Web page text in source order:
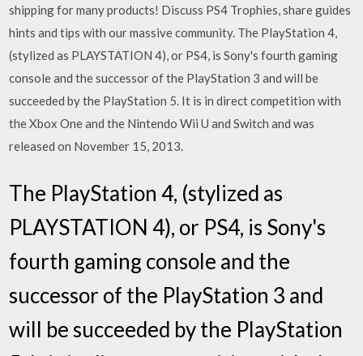
shipping for many products! Discuss PS4 Trophies, share guides
hints and tips with our massive community. The PlayStation 4,
(stylized as PLAYSTATION 4), or PS4, is Sony's fourth gaming
console and the successor of the PlayStation 3 and will be
succeeded by the PlayStation 5. It is in direct competition with
the Xbox One and the Nintendo Wii U and Switch and was
released on November 15, 2013.
The PlayStation 4, (stylized as
PLAYSTATION 4), or PS4, is Sony's
fourth gaming console and the
successor of the PlayStation 3 and
will be succeeded by the PlayStation